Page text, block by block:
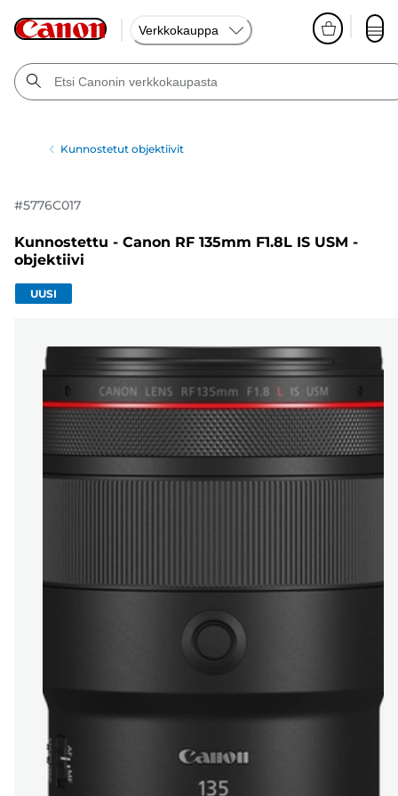
Verkkokauppa
Kunnostetut objektiivit
#5776C017
Kunnostettu - Canon RF 135mm F1.8L IS USM -
objektiivi
UUSI